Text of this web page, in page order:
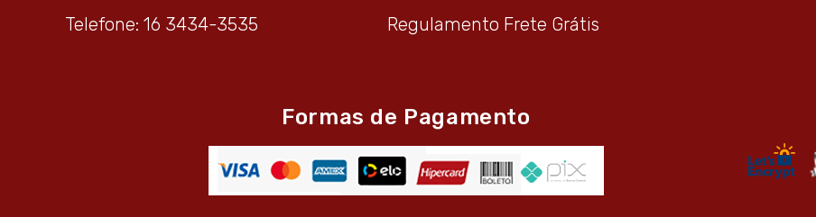
Telefone: 16 3434-3535
Regulamento Frete Grátis
Formas de Pagamento